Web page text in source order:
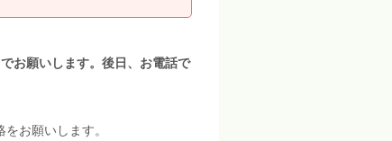
お願いします。後日、お電話で
お願いします。